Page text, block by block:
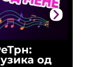
од